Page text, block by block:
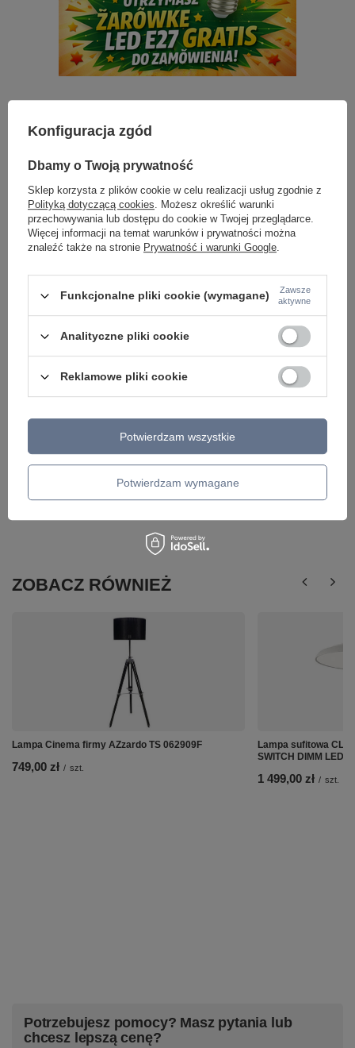
Z tej samej serii:
Lampa wisząca różowe paski 1xE27 AGORA
PENDANT PINK AZZARDO AZ6645
Lampa wisząca w
36cm AGORA
199,00 zł
ZOBACZ RÓWNIEŻ
Lampa Cinema firmy AZzardo TS 062909F
749,00 zł / szt.
Lampa sufitowa
SWITCH DIMM LED
1 499,00 zł / szt.
Potrzebujesz pomocy? Masz pytania lub
chcesz lepszą cenę?
Konfiguracja zgód
Dbamy o Twoją prywatność
Sklep korzysta z plików cookie w celu realizacji usług zgodnie z
Polityką dotyczącą cookies. Możesz określić warunki
przechowywania lub dostępu do cookie w Twojej przeglądarce.
Więcej informacji na temat warunków i prywatności można
znaleźć także na stronie Prywatność i warunki Google.
Funkcjonalne pliki cookie (wymagane)
Zawsze
aktywne
Analityczne pliki cookie
Reklamowe pliki cookie
Potwierdzam wymagane
Potwierdzam wszystkie